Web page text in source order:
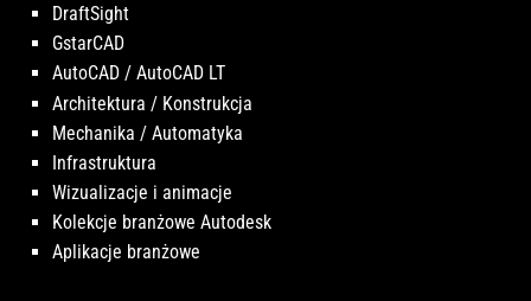
DraftSight
GstarCAD
AutoCAD / AutoCAD LT
Architektura / Konstrukcja
Mechanika / Automatyka
Infrastruktura
Wizualizacje i animacje
Kolekcje branżowe Autodesk
Aplikacje branżowe